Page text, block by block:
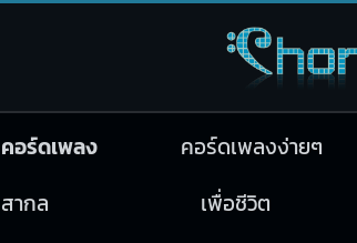
คอร์ดเพลง คอร์ดเพลงง่ายๆ
สากล
เพื่อชีวิต